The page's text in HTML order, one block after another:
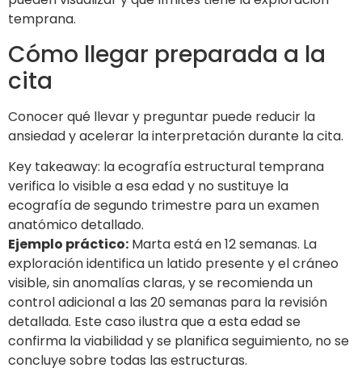
temprana.
Cómo llegar preparada a la
cita
Conocer qué llevar y preguntar puede reducir la
ansiedad y acelerar la interpretación durante la cita.
Key takeaway: la ecografía estructural temprana
verifica lo visible a esa edad y no sustituye la
ecografía de segundo trimestre para un examen
anatómico detallado.
Ejemplo práctico: Marta está en 12 semanas. La
exploración identifica un latido presente y el cráneo
visible, sin anomalías claras, y se recomienda un
control adicional a las 20 semanas para la revisión
detallada. Este caso ilustra que a esta edad se
confirma la viabilidad y se planifica seguimiento, no se
concluye sobre todas las estructuras.